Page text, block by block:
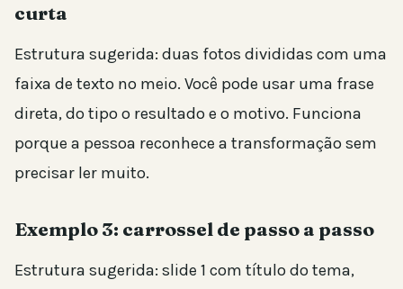
curta
Estrutura sugerida: duas fotos divididas com uma
faixa de texto no meio. Você pode usar uma frase
direta, do tipo o resultado e o motivo. Funciona
porque a pessoa reconhece a transformação sem
precisar ler muito.
Exemplo 3: carrossel de passo a passo
Estrutura sugerida: slide 1 com título do tema,